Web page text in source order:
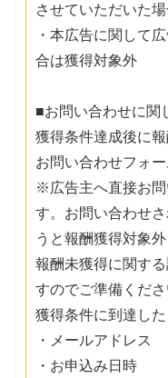
させていただいた
・本広告に関して
合は獲得対象外
■お問い合わせに関
獲得条件達成後に
お問い合わせフォ
※広告主へ直接お問
す。お問い合わせ
うと報酬獲得対象外
報酬未獲得に関す
すのでご準備くださ
獲得条件に到達し
・メールアドレス
・お申込み日時